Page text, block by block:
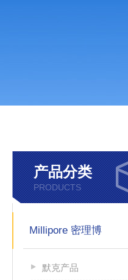
产品分类
PRODUCTS
Millipore 密理博
默克产品